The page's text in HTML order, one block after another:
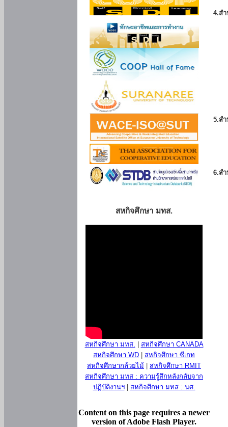
สหกิจศึกษา มทส.
สหกิจศึกษา มทส.
สหกิจศึกษา CANADA
สหกิจศึกษา WD
สหกิจศึกษา ซีเกท
สหกิจศึกษากล้วยไม้
สหกิจศึกษา RMIT
สหกิจศึกษา มทส : ความรู้สึกหลังกลับจาก
ปฏิบัติงานฯ| สหกิจศึกษา มทส : นศ.
Content on this page requires a newer
version of Adobe Flash Player.
4.ส
5.ส
6.ส